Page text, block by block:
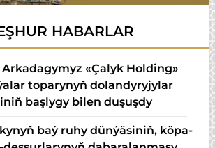
HABARLAR
«Çalyk Holding»
toparynyň dolandyryjylar
başlygy bilen duşuşdy
baý ru­hy dün­ýä­si­niň, kö­pa­